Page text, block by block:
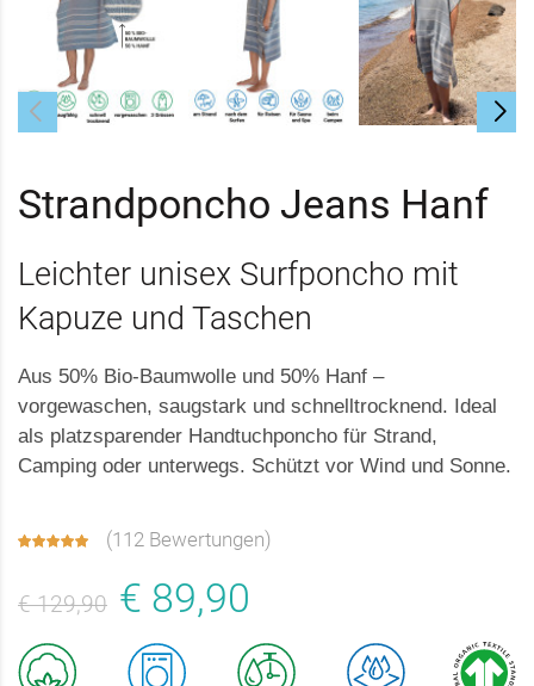
Strandponcho Jeans Hanf
Leichter unisex Surfponcho mit
Kapuze und Taschen
Aus 50% Bio-Baumwolle und 50% Hanf –
vorgewaschen, saugstark und schnelltrocknend. Ideal
als platzsparender Handtuchponcho für Strand,
Camping oder unterwegs. Schützt vor Wind und Sonne.
(112 Bewertungen)
€ 129,90 € 89,90